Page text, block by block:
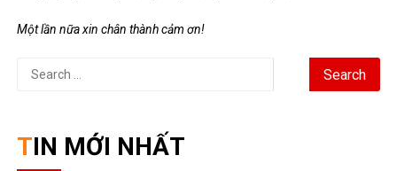
Một lần nữa xin chân thành cảm ơn!
Search
TIN MỚI NHẤT